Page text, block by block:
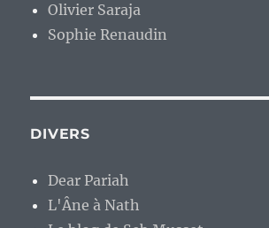
Olivier Saraja
Sophie Renaudin
DIVERS
Dear Pariah
L'Âne à Nath